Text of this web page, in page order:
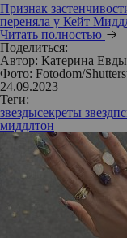
Признак
переняла у Кейт
Читать полностью
Поделиться:
Автор: Катерина
Фото: Fotodom/
24.09.2023
Теги:
звездысекреты звезд
миддлтон